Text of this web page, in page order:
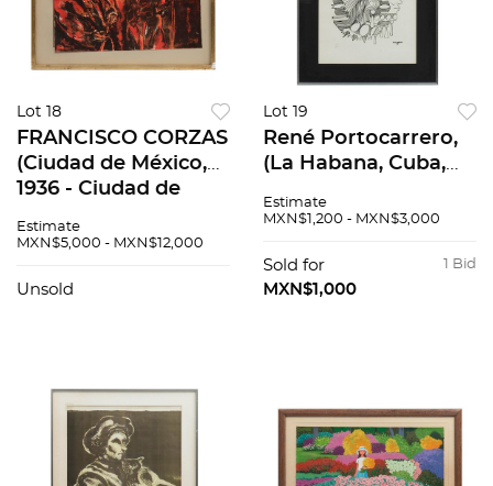
Lot 18
FRANCISCO CORZAS
(Ciudad de México,
1936 - Ciudad de
título, Litografía,
75. 54/100, 43 x 57.5
Estimate
MXN$5,000 - MXN$12,000
Unsold
Lot 19
René Portocarrero,
(La Habana, Cuba,
Cuba, 1985) Sin
Firmado y fechado
75, en plancha.
Estimate
MXN$1,200 - MXN$3,000
1 Bid
Sold for
MXN$1,000